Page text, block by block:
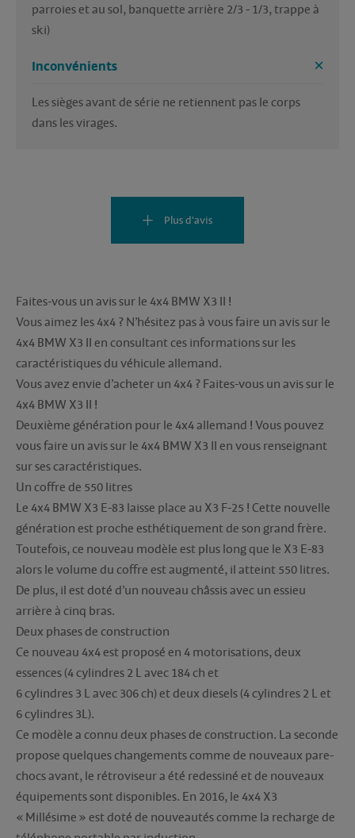
parroies et au sol, banquette arrière 2/3 - 1/3, trappe à
ski)
Inconvénients
Les sièges avant de série ne retiennent pas le corps
Plus d'avis
Faites-vous un avis sur le 4x4 BMW X3 II !
Vous aimez les 4x4 ? N’hésitez pas à vous faire un avis sur le
4x4 BMW X3 II en consultant ces informations sur les
caractéristiques du véhicule allemand.
Vous avez envie d’acheter un 4x4 ? Faites-vous un avis sur le
4x4 BMW X3 II !
Deuxième génération pour le 4x4 allemand ! Vous pouvez
vous faire un avis sur le 4x4 BMW X3 II en vous renseignant
sur ses caractéristiques.
Un coffre de 550 litres
Le 4x4 BMW X3 E-83 laisse place au X3 F-25 ! Cette nouvelle
génération est proche esthétiquement de son grand frère.
Toutefois, ce nouveau modèle est plus long que le X3 E-83
alors le volume du coffre est augmenté, il atteint 550 litres.
De plus, il est doté d’un nouveau châssis avec un essieu
arrière à cinq bras.
Deux phases de construction
Ce nouveau 4x4 est proposé en 4 motorisations, deux
essences (4 cylindres 2 L avec 184 ch et
6 cylindres 3 L avec 306 ch) et deux diesels (4 cylindres 2 L et
6 cylindres 3L).
Ce modèle a connu deux phases de construction. La seconde
propose quelques changements comme de nouveaux pare-
chocs avant, le rétroviseur a été redessiné et de nouveaux
équipements sont disponibles. En 2016, le 4x4 X3
« Millésime » est doté de nouveautés comme la recharge de